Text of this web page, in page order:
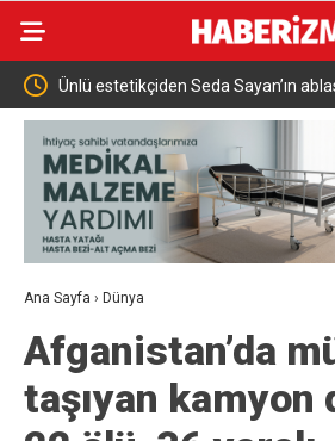
Sayan’ın ablasına estetik İznik Gölü
Ana Sayfa › Dünya
Afganistan’da
taşıyan kamyon